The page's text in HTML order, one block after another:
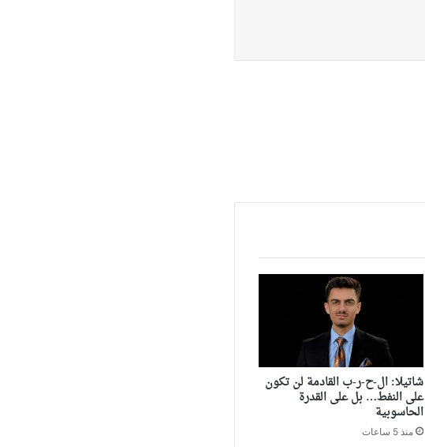
شاتيلا: ال-ح-ر-ب القادمة لن تكون
على النفط… بل على القدرة
الحاسوبية
منذ 5 ساعات